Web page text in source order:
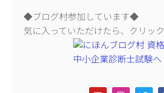
◆ブログ村参加しています◆
気に入っていただけたら、クリッ